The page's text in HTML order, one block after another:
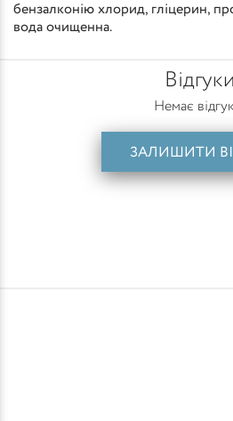
бензалконію хлорид, гліцерин,
вода очищенна.
Відгуки
Немає
ЗАЛИШИТИ